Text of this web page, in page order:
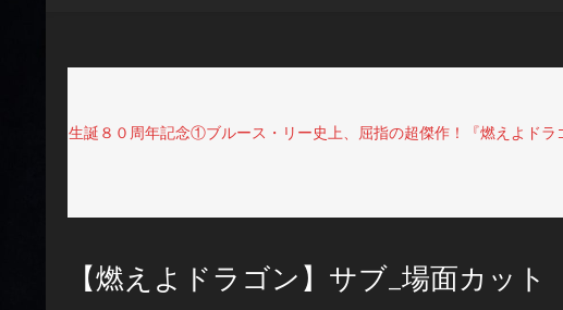
生誕８０周年記念①ブルース・リー史上、屈指の超傑作！『燃えよド
【燃えよドラゴン】サブ_場面カット